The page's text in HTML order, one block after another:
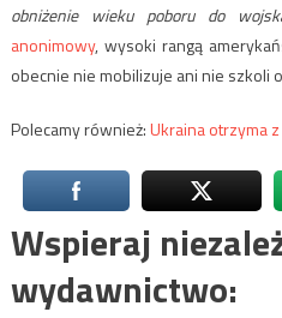
obniżenie wieku poboru do
anonimowy, wysoki rangą
obecnie nie mobilizuje ani nie szkoli
Polecamy również:Ukraina otrzyma
Wspieraj
wydawnictwo: